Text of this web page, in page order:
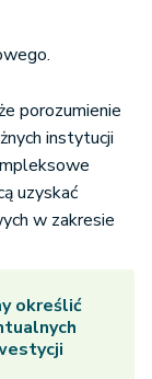
porozumienie
instytucji
uzyskać
w zakresie
określić